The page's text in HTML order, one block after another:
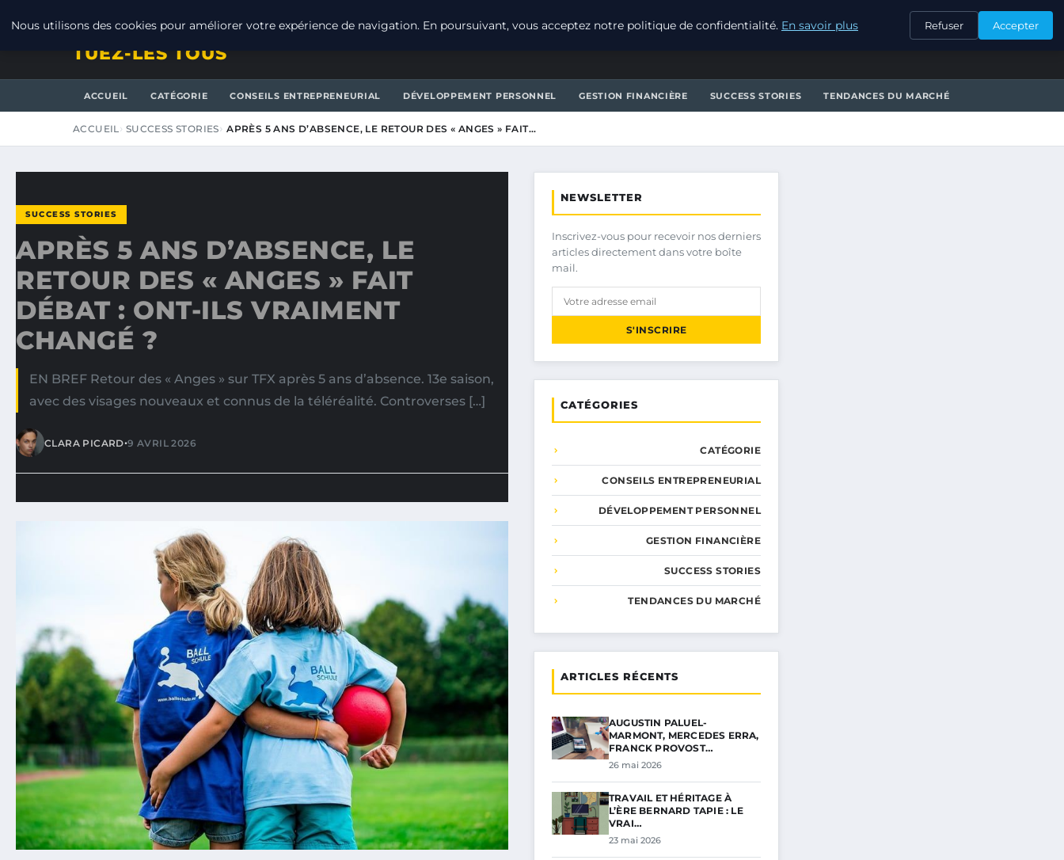
CONTACT
TUEZ-LES TOUS
ACCUEIL CATÉGORIE CONSEILS ENTREPRENEURIAL DÉVELOPPEMENT PERSONNEL GESTION FINANCIÈRE SUCCESS STORIES TENDANCES DU MARCHÉ
ACCUEIL SUCCESS STORIES APRÈS 5 ANS D’ABSENCE, LE RETOUR DES « ANGES » FAIT…
SUCCESS STORIES
APRÈS 5 ANS D’ABSENCE, LE
RETOUR DES « ANGES » FAIT
DÉBAT : ONT-ILS VRAIMENT
CHANGÉ ?
EN BREF Retour des « Anges » sur TFX après 5 ans d’absence. 13e saison,
avec des visages nouveaux et connus de la téléréalité. Controverses […]
CLARA PICARD•9 AVRIL 2026
NEWSLETTER
Inscrivez-vous pour recevoir nos derniers
articles directement dans votre boîte
mail.
S'INSCRIRE
CATÉGORIES
CATÉGORIE
CONSEILS ENTREPRENEURIAL
DÉVELOPPEMENT PERSONNEL
GESTION FINANCIÈRE
SUCCESS STORIES
TENDANCES DU MARCHÉ
ARTICLES RÉCENTS
AUGUSTIN PALUEL-
MARMONT, MERCEDES ERRA,
FRANCK PROVOST…
26 mai 2026
TRAVAIL ET HÉRITAGE À
L’ÈRE BERNARD TAPIE : LE
VRAI…
23 mai 2026
Nous utilisons des cookies pour améliorer votre expérience de navigation. En poursuivant, vous acceptez notre politique de confidentialité. En savoir plus Refuser Accepter